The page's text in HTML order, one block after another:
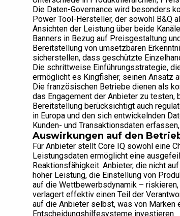
Die Daten-Governance wird besonders
Power Tool-Hersteller, der sowohl B&Q
Ansichten der Leistung über beide
Banners in Bezug auf Preisgestaltung
Bereitstellung von umsetzbaren
sicherstellen, dass geschützte
Die schrittweise Einführungsstrategie,
ermöglicht es Kingfisher, seinen Ansatz
Die französischen Betriebe dienen als
das Engagement der Anbieter zu
Bereitstellung berücksichtigt auch
in Europa und den sich entwickelnden
Kunden- und Transaktionsdaten
Auswirkungen auf den
Für Anbieter stellt Core IQ sowohl eine
Leistungsdaten ermöglicht eine
Reaktionsfähigkeit. Anbieter, die nicht
hoher Leistung, die Einstellung von
auf die Wettbewerbsdynamik –
verlagert effektiv einen Teil der
auf die Anbieter selbst, was von Marken
Entscheidungshilfesysteme investieren.